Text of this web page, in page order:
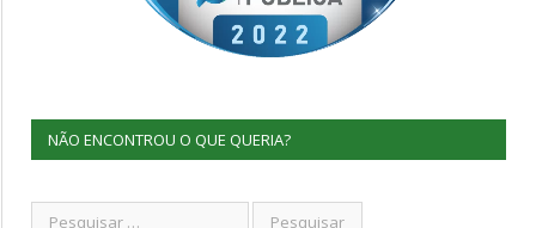
NÃO ENCONTROU O QUE QUERIA?